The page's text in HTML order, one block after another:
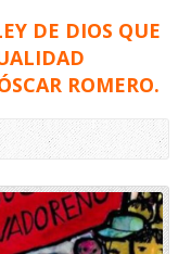
DE DIOS QUE
ROMERO.